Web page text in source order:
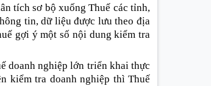
tích sơ bộ xuống Thuế các tỉnh,
tin, dữ liệu được lưu theo địa
gợi ý một số nội dung kiểm tra
doanh nghiệp lớn triển khai thực
kiểm tra doanh nghiệp thì Thuế